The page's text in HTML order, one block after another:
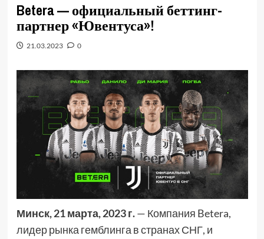
Betera — официальный беттинг-
партнер «Ювентуса»!
21.03.2023 0
Минск, 21 марта, 2023 г.— Компания Betera,
лидер рынка гемблинга в странах СНГ, и